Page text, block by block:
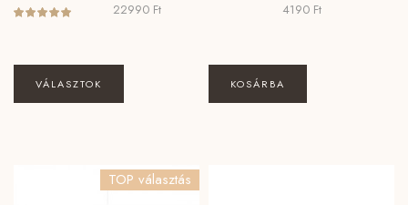
22990 Ft
VÁLASZTOK
a
variációja
van.
4190 Ft
KOSÁRBA
TOP választás